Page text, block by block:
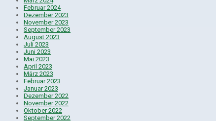
Februar 2024
Dezember 2023
November 2023
September 2023
August 2023
Juli 2023
Juni 2023
Mai 2023
April 2023
März 2023
Februar 2023
Januar 2023
Dezember 2022
November 2022
Oktober 2022
September 2022